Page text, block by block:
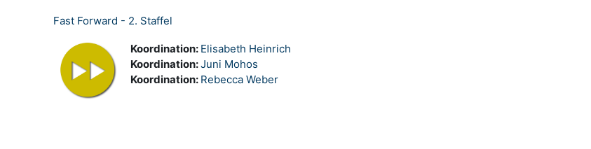
Fast Forward - 2. Staffel
Koordination: Elisabeth Heinrich
Koordination:Juni Mohos
Koordination: Rebecca Weber